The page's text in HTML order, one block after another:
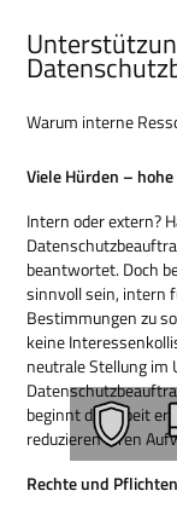
Warum interne
Viele Hürden –
Intern oder extern?
beantwortet. Doch
sinnvoll sein, intern
Bestimmungen zu
keine
neutrale Stellung im
beginnt die Arbeit
reduzieren Ihren
Rechte und Pflichten